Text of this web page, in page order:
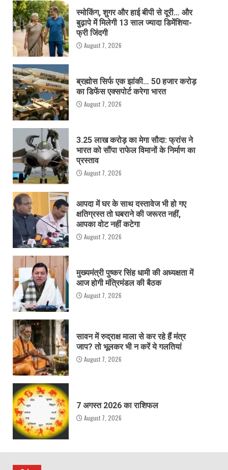
स्मोकिंग, शुगर और हाई बीपी से दूरी… और
बुढ़ापे में मिलेगी 13 साल ज्यादा डिमेंशिया-
फ्री जिंदगी
August 7, 2026
ब्रह्मोस सिर्फ एक झांकी… 50 हजार करोड़
का डिफेंस एक्सपोर्ट करेगा भारत
August 7, 2026
3.25 लाख करोड़ का मेगा सौदा: फ्रांस ने
भारत को सौंपा राफेल विमानों के निर्माण का
प्रस्ताव
August 7, 2026
आपदा में घर के साथ दस्तावेज भी हो गए
क्षतिग्रस्त तो घबराने की जरूरत नहीं,
आपका वोट नहीं कटेगा
August 7, 2026
मुख्यमंत्री पुष्कर सिंह धामी की अध्यक्षता में
आज होगी मंत्रिमंडल की बैठक
August 7, 2026
सावन में रुद्राक्ष माला से कर रहे हैं मंत्र
जाप? तो भूलकर भी न करें ये गलतियां
August 7, 2026
7 अगस्त 2026 का राशिफल
August 7, 2026